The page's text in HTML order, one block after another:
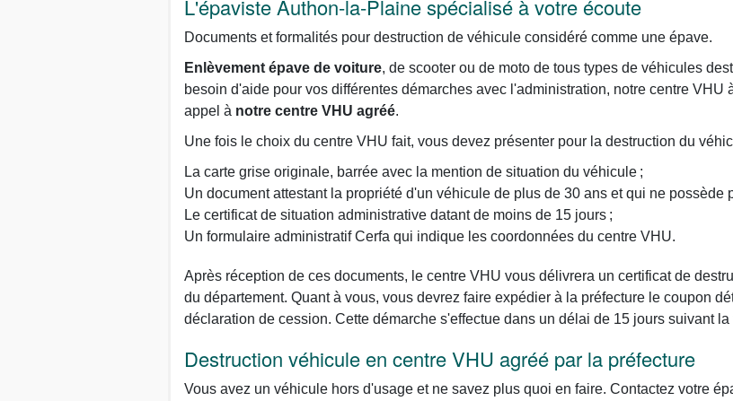
L'épaviste Authon-la-Plaine spécialisé à votre écoute
Documents et formalités pour destruction de véhicule considéré comme une épave.
Enlèvement épave de voiture, de scooter ou de moto de tous types de véhicules
besoin d'aide pour vos différentes démarches avec l'administration, notre centre
appel à notre centre VHU agréé.
Une fois le choix du centre VHU fait, vous devez présenter pour la destruction du
La carte grise originale, barrée avec la mention de situation du véhicule ;
Un document attestant la propriété d'un véhicule de plus de 30 ans et qui ne possède
Le certificat de situation administrative datant de moins de 15 jours ;
Un formulaire administratif Cerfa qui indique les coordonnées du centre VHU.
Après réception de ces documents, le centre VHU vous délivrera un certificat de
du département. Quant à vous, vous devrez faire expédier à la préfecture le coupon
déclaration de cession. Cette démarche s'effectue dans un délai de 15 jours suivant
Destruction véhicule en centre VHU agréé par la préfecture
Vous avez un véhicule hors d'usage et ne savez plus quoi en faire. Contactez votre